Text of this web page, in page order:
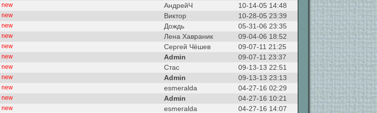
new АндрейЧ
10-14-05 14:48
new Виктор
10-28-05 23:39
new Дождь
05-31-06 23:35
new Лена Хавраник
09-04-06 18:52
new Сергей Чёшев
09-07-11 21:25
new Admin
09-07-11 23:37
new Стас
09-13-13 22:51
new Admin
09-13-13 23:13
new esmeralda
04-27-16 02:29
new Admin
04-27-16 10:21
new esmeralda 04-27-16 14:07